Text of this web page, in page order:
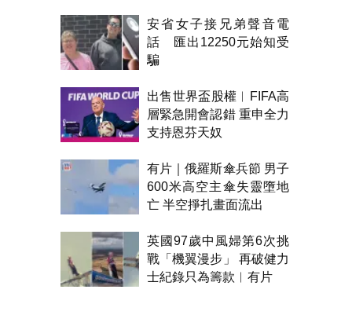
安省女子接兄弟聲音電
話 匯出12250元始知受
騙
出售世界盃股權︱FIFA高
層緊急開會認錯 重申全力
支持恩芬天奴
有片｜俄羅斯傘兵節 男子
600米高空主傘失靈墮地
亡 半空掙扎畫面流出
英國97歲中風婦第6次挑
戰「機翼漫步」 再破健力
士紀錄只為籌款︱有片